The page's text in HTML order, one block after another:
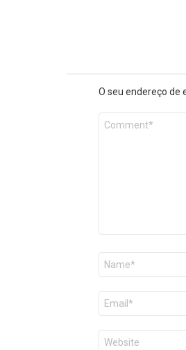
O seu endereço de
mail
*